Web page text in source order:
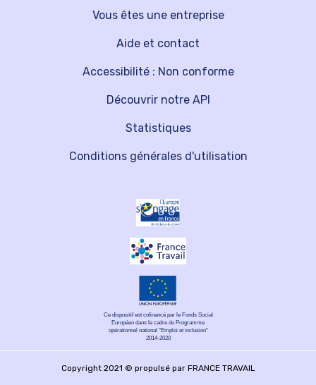
Vous êtes une entreprise
Découvrir notre API
Aide et contact
Statistiques
Accessibilité : Non conforme
Conditions générales d'utilisation
Ce dispositif est cofinancé par le Fonds Social
Européen dans le cadre du Programme
opérationnel national "Emploi et inclusion"
2014-2020
Copyright 2021 © propulsé par FRANCE TRAVAIL